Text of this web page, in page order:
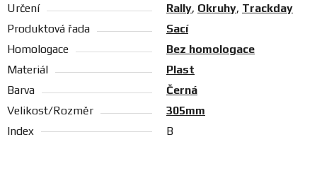
Určení
Rally, Okruhy, Trackday
Produktová řada
Sací
Homologace
Bez homologace
Materiál
Plast
Barva
Černá
Velikost/Rozměr
305mm
Index
B